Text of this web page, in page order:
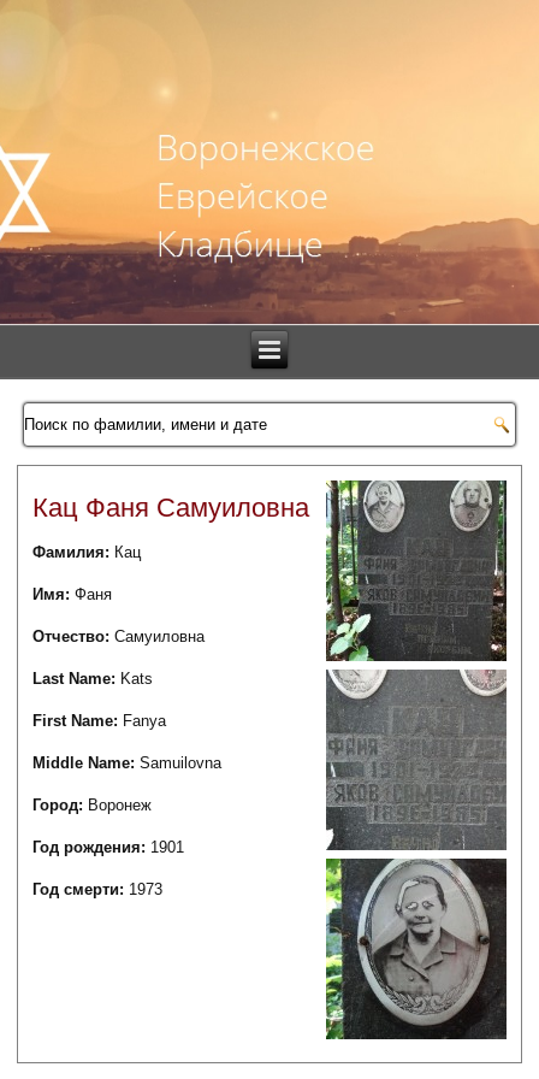
Кац Фаня Самуиловна
Фамилия: Кац
Имя:Фаня
Отчество:Самуиловна
Last Name: Kats
First Name: Fanya
Middle Name:Samuilovna
Город: Воронеж
Год рождения: 1901
Год смерти: 1973